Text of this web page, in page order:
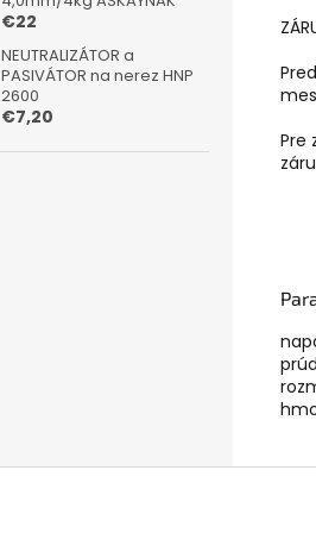
€22
NEUTRALIZÁTOR a
PASIVÁTOR na nerez HNP
2600
€7,20
Pre